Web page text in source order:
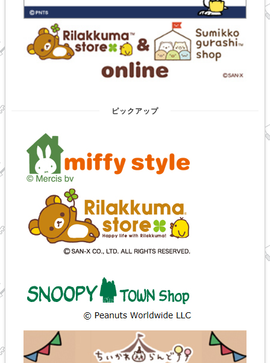
ピックアップ